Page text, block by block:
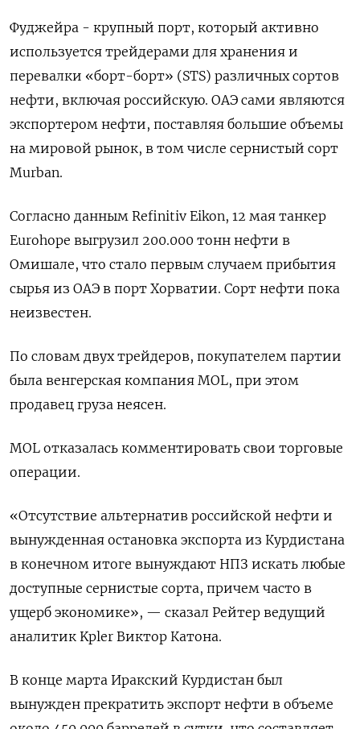
Фуджейра - крупный порт, который активно
используется трейдерами для хранения и
перевалки «борт-борт» (STS) различных сортов
нефти, включая российскую. ОАЭ сами являются
экспортером нефти, поставляя большие объемы
на мировой рынок, в том числе сернистый сорт
Murban.
Согласно данным Refinitiv Eikon, 12 мая танкер
Eurohope выгрузил 200.000 тонн нефти в
Омишале, что стало первым случаем прибытия
сырья из ОАЭ в порт Хорватии. Сорт нефти пока
неизвестен.
По словам двух трейдеров, покупателем партии
была венгерская компания MOL, при этом
продавец груза неясен.
MOL отказалась комментировать свои торговые
операции.
«Отсутствие альтернатив российской нефти и
вынужденная остановка экспорта из Курдистана
в конечном итоге вынуждают НПЗ искать любые
доступные сернистые сорта, причем часто в
ущерб экономике», — сказал Рейтер ведущий
аналитик Kpler Виктор Катона.
В конце марта Иракский Курдистан был
вынужден прекратить экспорт нефти в объеме